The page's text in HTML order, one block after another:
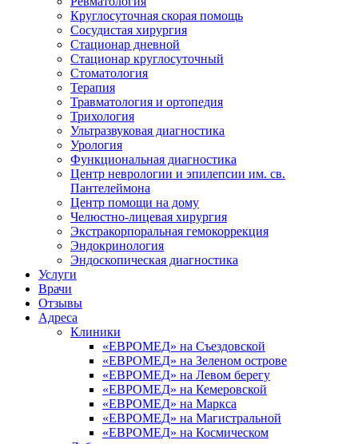
Круглосуточная скорая помощь
Сосудистая хирургия
Стационар дневной
Стационар круглосуточный
Стоматология
Терапия
Травматология и ортопедия
Трихология
Ультразвуковая диагностика
Урология
Функциональная диагностика
Центр неврологии и эпилепсии им. св.
Пантелеймона
Центр помощи на дому
Челюстно-лицевая хирургия
Экстракорпоральная гемокоррекция
Эндокринология
Эндоскопическая диагностика
Услуги
Врачи
Отзывы
Адреса
Клиники
«ЕВРОМЕД» на Съездовской
«ЕВРОМЕД» на Зеленом острове
«ЕВРОМЕД» на Левом берегу
«ЕВРОМЕД» на Кемеровской
«ЕВРОМЕД» на Маркса
«ЕВРОМЕД» на Магистральной
«ЕВРОМЕД» на Космическом